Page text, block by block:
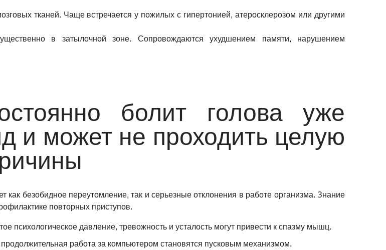
тканей. Чаще встречается у пожилых с гипертонией, атеросклерозом или другими
в затылочной зоне. Сопровождаются ухудшением памяти, нарушением
болит голова уже
и может не проходить целую
как безобидное переутомление, так и серьезные отклонения в работе организма. Знание
повторных приступов.
психологическое давление, тревожность и усталость могут привести к спазму мышц.
работа за компьютером становятся пусковым механизмом.